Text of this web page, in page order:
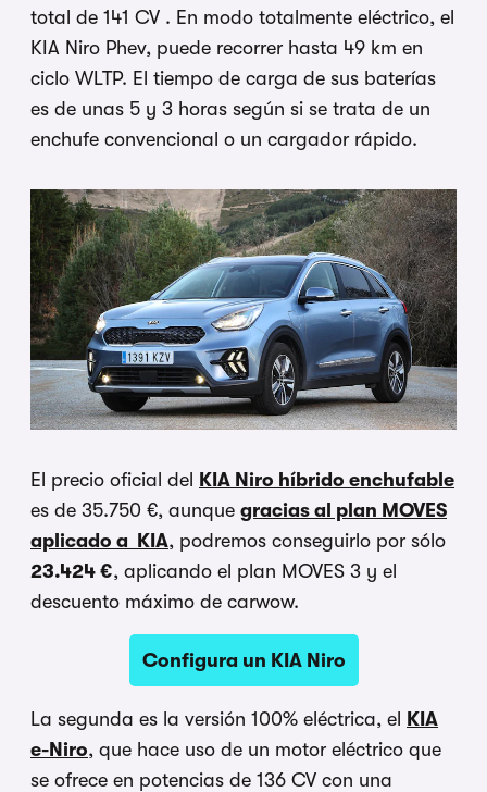
total de 141 CV . En modo totalmente eléctrico, el
KIA Niro Phev, puede recorrer hasta 49 km en
ciclo WLTP. El tiempo de carga de sus baterías
es de unas 5 y 3 horas según si se trata de un
enchufe convencional o un cargador rápido.
El precio oficial del KIA Niro híbrido enchufable
es de 35.750 €, aunque gracias al plan MOVES
aplicado a KIA, podremos conseguirlo por sólo
23.424 €, aplicando el plan MOVES 3 y el
descuento máximo de carwow.
Configura un KIA Niro
La segunda es la versión 100% eléctrica, el KIA
e-Niro, que hace uso de un motor eléctrico que
se ofrece en potencias de 136 CV con una